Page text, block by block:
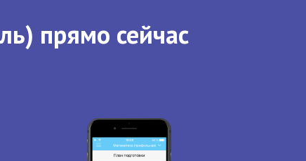
прямо сейчас